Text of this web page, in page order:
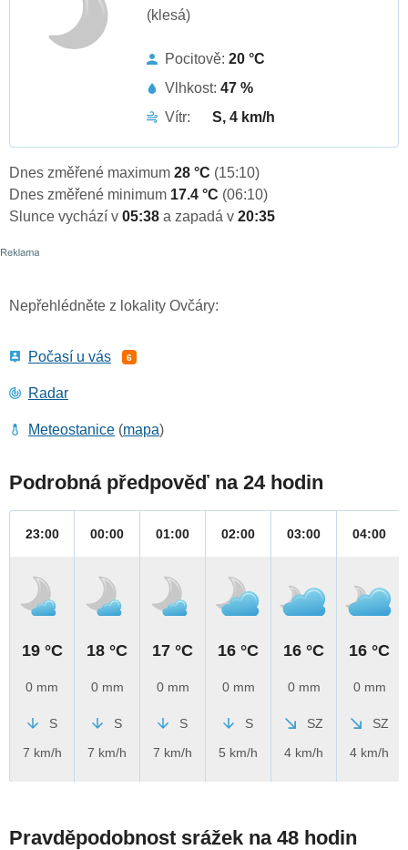
(klesá)
Pocitově: 20 °C
Vlhkost: 47 %
Vítr:
S, 4 km/h
Dnes změřené maximum 28 °C (15:10)
Dnes změřené minimum 17.4 °C (06:10)
Slunce vychází v 05:38 a zapadá v 20:35
Nepřehlédněte z lokality Ovčáry:
Počasí u vás 6
Radar
Meteostanice (mapa)
Podrobná předpověď na 24 hodin
23:00
19 °C
0 mm
S
7 km/h
00:00
18 °C
0 mm
S
7 km/h
01:00
17 °C
0 mm
S
7 km/h
02:00
16 °C
0 mm
S
5 km/h
03:00
16 °C
0 mm
SZ
4 km/h
04:00
16 °C
0 mm
SZ
4 km/h
Pravděpodobnost srážek na 48 hodin